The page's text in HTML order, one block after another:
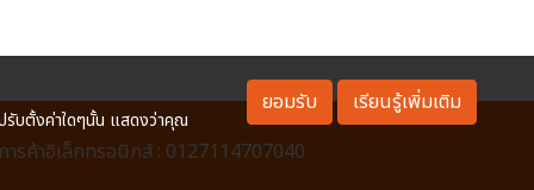
ค้าอิเล็กทรอนิกส์ : 0127114707040
รับตั้งค่าใดๆนั้น แสดงว่าคุณ
ยอมรับ เรียนรู้เพิ่มเติม